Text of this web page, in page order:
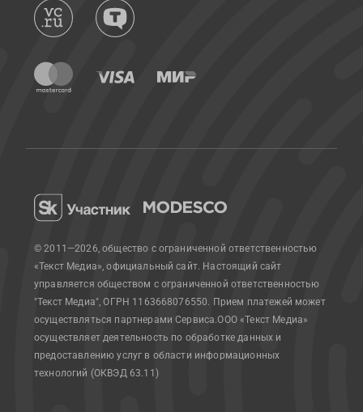
© 2011—2026, общество с ограниченной ответственностью
«Текст Медиа», официальный сайт. Настоящий сайт
управляется обществом с ограниченной ответственностью
"Текст Медиа", ОГРН 1163668076550. Прием платежей может
осуществляться партнерами Сервиса.ООО «Текст Медиа»
осуществляет деятельность по обработке данных и
предоставлению услуг в области информационных
технологий (ОКВЭД 63.11)